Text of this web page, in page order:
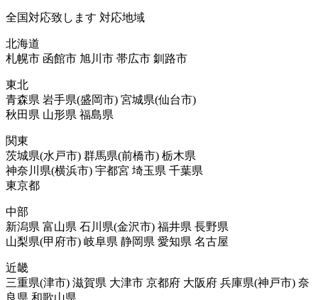
全国対応致します 対応地域
北海道
札幌市 函館市 旭川市 帯広市 釧路市
東北
青森県 岩手県(盛岡市) 宮城県(仙台市)
秋田県 山形県 福島県
関東
茨城県(水戸市) 群馬県(前橋市) 栃木県
神奈川県(横浜市) 宇都宮 埼玉県 千葉県
東京都
中部
新潟県 富山県 石川県(金沢市) 福井県 長野県
山梨県(甲府市) 岐阜県 静岡県 愛知県 名古屋
近畿
三重県(津市) 滋賀県 大津市 京都府 大阪府 兵庫県(神戸市) 奈
良県 和歌山県